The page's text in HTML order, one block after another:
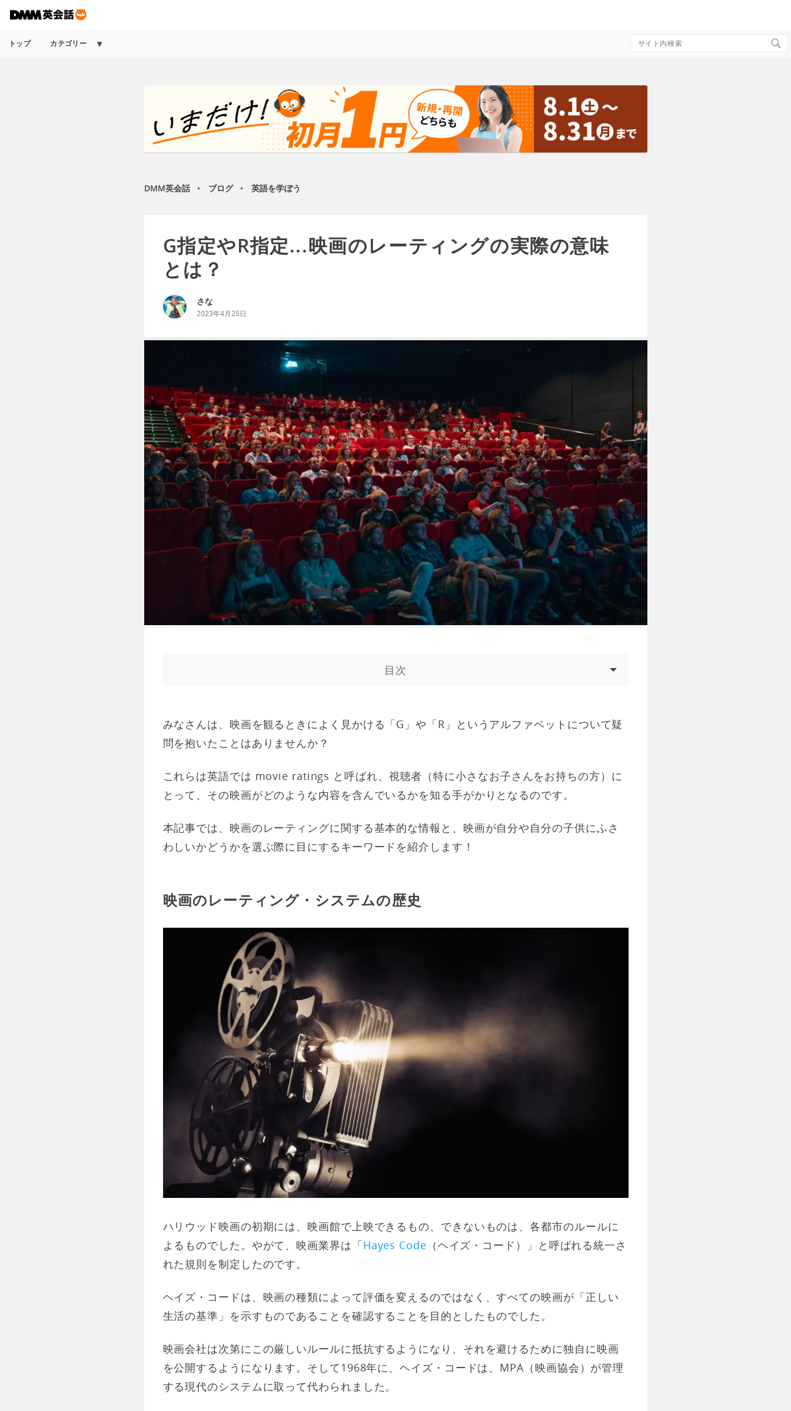
トップ カテゴリー
Search
DMM英会話 ► ブログ ► 英語を学ぼう
G指定やR指定...映画のレーティングの実際の意味
とは？
さな
2023年4月25日
目次
みなさんは、映画を観るときによく見かける「G」や「R」というアルファベットについて疑
問を抱いたことはありませんか？
これらは英語では movie ratings と呼ばれ、視聴者（特に小さなお子さんをお持ちの方）に
とって、その映画がどのような内容を含んでいるかを知る手がかりとなるのです。
本記事では、映画のレーティングに関する基本的な情報と、映画が自分や自分の子供にふさ
わしいかどうかを選ぶ際に目にするキーワードを紹介します！
映画のレーティング・システムの歴史
ハリウッド映画の初期には、映画館で上映できるもの、できないものは、各都市のルールに
よるものでした。やがて、映画業界は「Hayes Code （ヘイズ・コード）」と呼ばれる統一さ
れた規則を制定したのです。
ヘイズ・コードは、映画の種類によって評価を変えるのではなく、すべての映画が「正しい
生活の基準」を示すものであることを確認することを目的としたものでした。
映画会社は次第にこの厳しいルールに抵抗するようになり、それを避けるために独自に映画
を公開するようになります。そして1968年に、ヘイズ・コードは、MPA（映画協会）が管理
する現代のシステムに取って代わられました。